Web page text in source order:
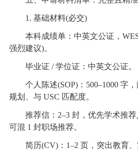
1. 基础材料(必交)
本科成绩单：中英文公证，
强烈建议)。
毕业证 / 学位证：中英文公证。
个人陈述(SOP)：500–1000 字，
规划、与 USC 匹配度。
推荐信：2–3 封，优先学术推荐
可混 1 封职场推荐。
简历(CV)：1–2 页，突出教育、